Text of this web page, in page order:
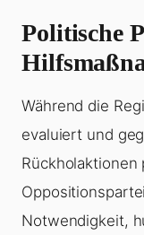
Politische
Während die
evaluiert und
Rückholaktionen
Notwendigkeit,